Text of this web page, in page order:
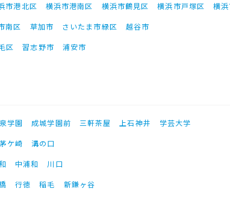
市港北区 横浜市港南区 横浜市鶴見区 横浜市戸塚区
横
南区 草加市 さいたま市緑区
越谷市
区 習志野市 浦安市
学園 成城学園前 三軒茶屋 上石神井
学芸大学
茅ケ崎
溝の口
中浦和
川口
行徳 稲毛 新鎌ヶ谷